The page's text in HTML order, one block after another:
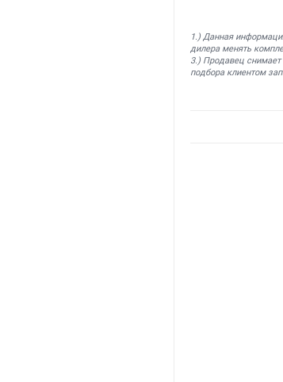
1.) Данная
дилера менять
3.) Продавец снимает
подбора клиентом